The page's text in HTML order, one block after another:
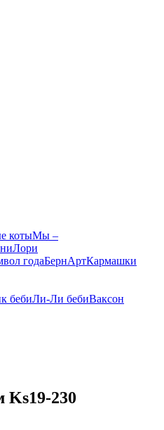
котыМы –
Лори
годаБернАртКармашки
бебиЛи-Ли бебиВаксон
Ks19-230